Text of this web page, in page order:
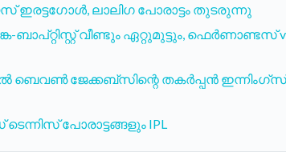
ലാലിഗ പോരാട്ടം തുടരുന്നു
വീണ്ടും ഏറ്റുമുട്ടും, ഫെർണാണ്ടസ്
ബെവൺ ജേക്കബ്സിന്റെ തകർപ്പൻ ഇന്നിംഗ്സ്
പോരാട്ടങ്ങളും IPL